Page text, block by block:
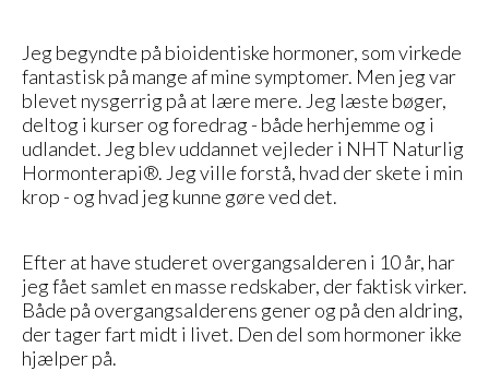
Jeg begyndte på bioidentiske hormoner, som virkede
fantastisk på mange af mine symptomer. Men jeg var
blevet nysgerrig på at lære mere. Jeg læste bøger,
deltog i kurser og foredrag - både herhjemme og i
udlandet. Jeg blev uddannet vejleder i NHT Naturlig
Hormonterapi®. Jeg ville forstå, hvad der skete i min
krop - og hvad jeg kunne gøre ved det.
Efter at have studeret overgangsalderen i 10 år, har
jeg fået samlet en masse redskaber, der faktisk virker.
Både på overgangsalderens gener og på den aldring,
der tager fart midt i livet. Den del som hormoner ikke
hjælper på.